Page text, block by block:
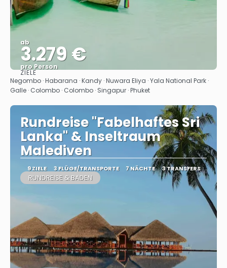
ab
3.279 €
pro Person
Sehen
ZIELE
Negombo · Habarana · Kandy · Nuwara Eliya · Yala National Park ·
Galle · Colombo · Colombo · Singapur · Phuket
Rundreise "Fabelhaftes Sri
Lanka" & Inseltraum
Malediven
9 ZIELE 3 FLÜGE/TRANSPORTE 7 NÄCHTE 3 TRANSFERS
RUNDREISE & BADEN